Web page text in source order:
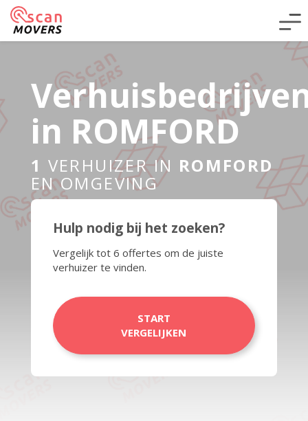
in ROMFORD
1 VERHUIZER IN ROMFORD
EN OMGEVING
Hulp nodig bij het zoeken?
Vergelijk tot 6 offertes om de juiste
verhuizer te vinden.
START
VERGELIJKEN